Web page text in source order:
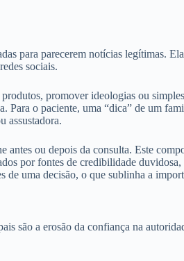
para parecerem notícias legítimas.
sociais.
promover ideologias ou
Para o paciente, uma “dica” de um
assustadora.
ou depois da consulta. Este
por fontes de credibilidade
de uma decisão, o que sublinha a
são a erosão da confiança na